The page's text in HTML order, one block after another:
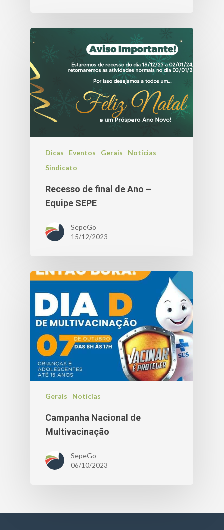
Dicas Eventos Gerais
Notícias
Sindicato
Recesso de final de Ano –
Equipe SEPE
SepeGo
15/12/2023
Gerais Notícias
Campanha Nacional de
Multivacinação
SepeGo
06/10/2023